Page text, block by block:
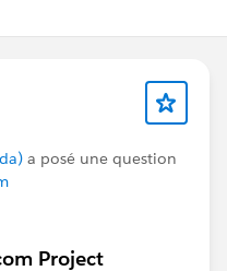
a posé une question
Project